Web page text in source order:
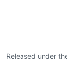
Released under